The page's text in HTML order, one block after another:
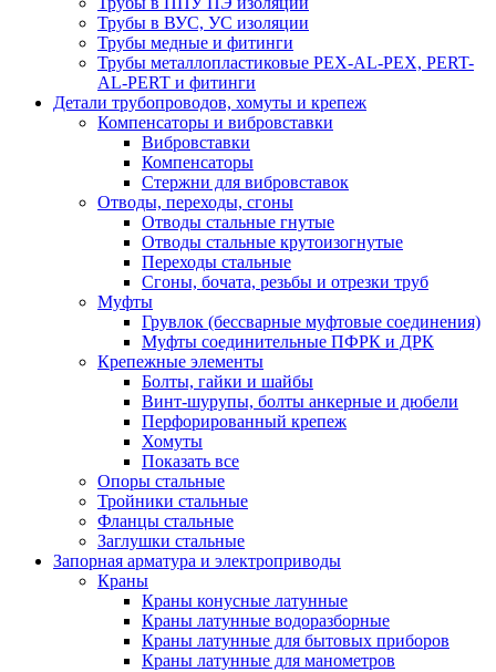
Трубы в ВУС, УС изоляции
Трубы медные и фитинги
Трубы металлопластиковые PEX-AL-PEX, PERT-
AL-PERT и фитинги
Детали трубопроводов, хомуты и крепеж
Компенсаторы и вибровставки
Вибровставки
Компенсаторы
Стержни для вибровставок
Отводы, переходы, сгоны
Отводы стальные гнутые
Отводы стальные крутоизогнутые
Переходы стальные
Сгоны, бочата, резьбы и отрезки труб
Муфты
Грувлок (бессварные муфтовые соединения)
Муфты соединительные ПФРК и ДРК
Крепежные элементы
Болты, гайки и шайбы
Винт-шурупы, болты анкерные и дюбели
Перфорированный крепеж
Хомуты
Показать все
Опоры стальные
Тройники стальные
Фланцы стальные
Заглушки стальные
Запорная арматура и электроприводы
Краны
Краны конусные латунные
Краны латунные водоразборные
Краны латунные для бытовых приборов
Краны латунные для манометров